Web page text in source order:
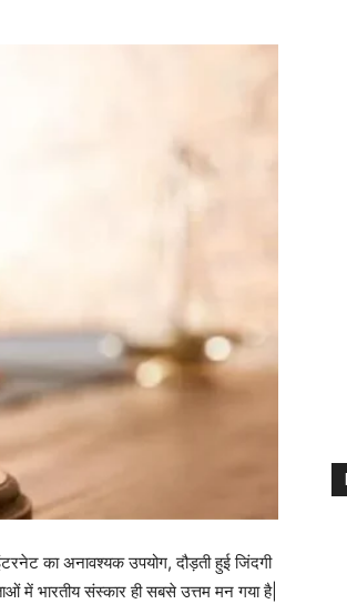
का अनावश्यक उपयोग, दौड़ती हुई जिंदगी
में भारतीय संस्कार ही सबसे उत्तम मन गया है|